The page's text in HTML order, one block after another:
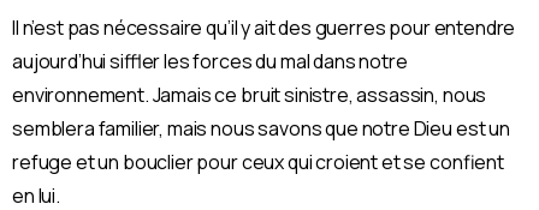
Il n’est pas nécessaire qu’il y ait des guerres pour entendre
aujourd’hui siffler les forces du mal dans notre
environnement. Jamais ce bruit sinistre, assassin, nous
semblera familier, mais nous savons que notre Dieu est un
refuge et un bouclier pour ceux qui croient et se confient
en lui.